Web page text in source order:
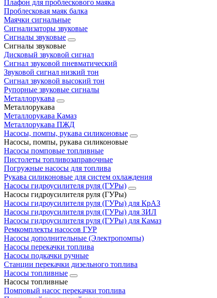
Плафон для проблескового маяка
Проблесковая маяк балка
Маячки сигнальные
Сигнализаторы звуковые
Сигналы звуковые
Сигналы звуковые
Дисковый звуковой сигнал
Сигнал звуковой пневматический
Звуковой сигнал низкий тон
Сигнал звуковой высокий тон
Рупорные звуковые сигналы
Металлорукава
Металлорукава
Металлорукава Камаз
Металлорукава ПЖД
Насосы, помпы, рукава силиконовые
Насосы, помпы, рукава силиконовые
Насосы помповые топливные
Пистолеты топливозаправочные
Погружные насосы для топлива
Рукава силиконовые для систем охлаждения
Насосы гидроусилителя руля (ГУРы)
Насосы гидроусилителя руля (ГУРы)
Насосы гидроусилителя руля (ГУРы) для КрАЗ
Насосы гидроусилителя руля (ГУРы) для ЗИЛ
Насосы гидроусилителя руля (ГУРы) для Камаз
Ремкомплекты насосов ГУР
Насосы дополнительные (Электропомпы)
Насосы перекачки топлива
Насосы подкачки ручные
Станции перекачки дизельного топлива
Насосы топливные
Насосы топливные
Помповый насос перекачки топлива